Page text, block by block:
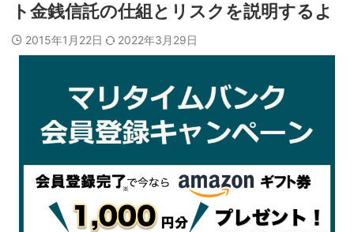
ト金銭信託の仕組とリスクを説明するよ
2015年1月22日 2022年3月29日